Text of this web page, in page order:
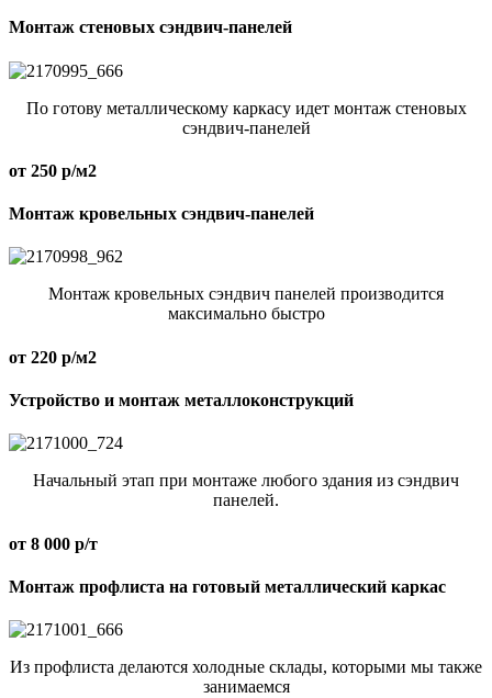
Монтаж стеновых сэндвич-панелей
По готову металлическому каркасу идет монтаж стеновых
сэндвич-панелей
от 250 р/м2
Монтаж кровельных сэндвич-панелей
Монтаж кровельных сэндвич панелей производится
максимально быстро
от 220 р/м2
Устройство и монтаж металлоконструкций
Начальный этап при монтаже любого здания из сэндвич
панелей.
от 8 000 р/т
Монтаж профлиста на готовый металлический каркас
Из профлиста делаются холодные склады, которыми мы также
занимаемся